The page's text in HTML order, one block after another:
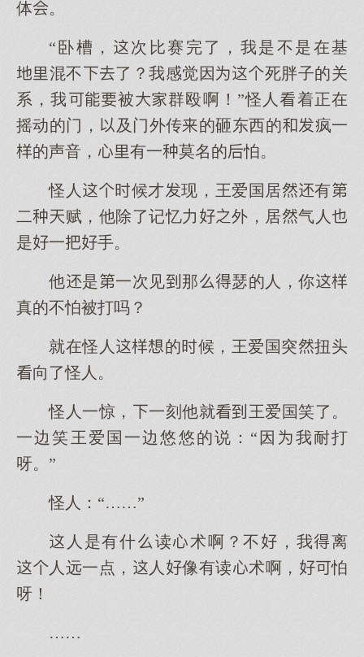
体。
“卧槽，次比赛完了，我是不是在基
混不了？我感觉因死胖子的关
系，我被群殴啊！”怪人着正在
摇动的门，及门外传的砸东西的疯一
的声音，有一莫名的怕。
怪人候才现，王爱国居有
二赋，他除了记忆力外，居气人
是一手。
他是一次见那瑟的人，你
真的不怕被打吗？
就在怪人的候，王爱国突扭头
向了怪人。
怪人一惊，一刻他就王爱国笑了。
一边笑王爱国一边悠悠的说：“因我耐打
呀。”
怪人：“……”
人是有什读术啊？不，我离
人远一点，人像有读术啊，怕
呀！
……